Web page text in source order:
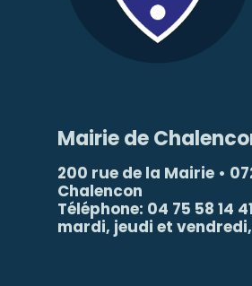
Mairie de
200 rue de la Mairie •
Chalencon
Téléphone: 04 75 58 14
mardi, jeudi et vendredi,